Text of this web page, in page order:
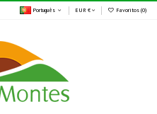
Português EUR € Favoritos (0)